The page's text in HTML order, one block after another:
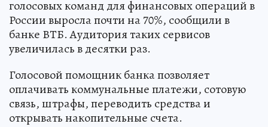
голосовых команд для финансовых операций в
России выросла почти на 70%, сообщили в
банке ВТБ. Аудитория таких сервисов
увеличилась в десятки раз.
Голосовой помощник банка позволяет
оплачивать коммунальные платежи, сотовую
связь, штрафы, переводить средства и
открывать накопительные счета.